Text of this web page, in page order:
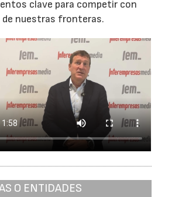
clave para competir con
nuestras fronteras.
O ENTIDADES